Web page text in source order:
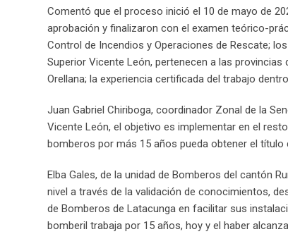
Comentó que el proceso inició el 10 de mayo de
aprobación y finalizaron con el examen teórico-
Control de Incendios y Operaciones de Rescate;
Superior Vicente León, pertenecen a las provincias
Orellana; la experiencia certificada del trabajo
Juan Gabriel Chiriboga, coordinador Zonal de la
Vicente León, el objetivo es implementar en el
bomberos por más 15 años pueda obtener el título
Elba Gales, de la unidad de Bomberos del cantón
nivel a través de la validación de conocimientos,
de Bomberos de Latacunga en facilitar sus
bomberil trabaja por 15 años, hoy y el haber